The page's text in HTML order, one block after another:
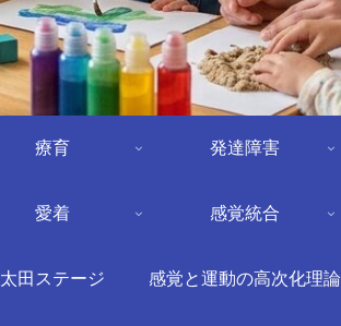
療育 発達障害
愛着 感覚統合
太田ステージ 感覚と運動の高次化理論